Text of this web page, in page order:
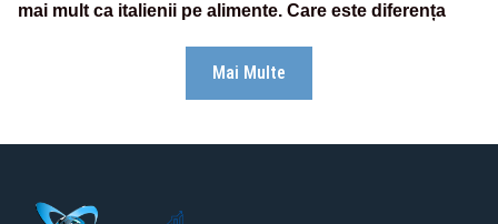
mai mult ca italienii pe alimente. Care este diferența
Mai Multe